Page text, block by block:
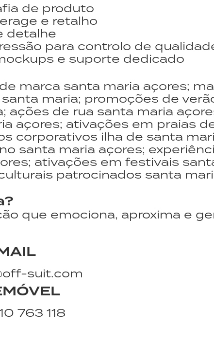
de produto
e retalho
detalhe
para controlo de
e suporte dedicado
marca santa maria açores;
maria; promoções de
de rua santa maria
açores; ativações em praias
corporativos ilha de santa
santa maria açores;
ativações em festivais
patrocinados santa
que emociona, aproxima e
suit.com
763 118